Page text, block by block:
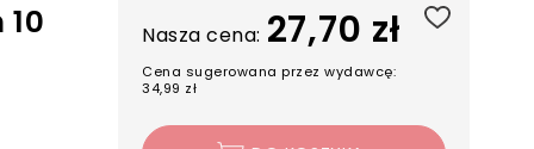
Nasza cena: 27,70 zł
Cena sugerowana przez wydawcę:
34,99 zł